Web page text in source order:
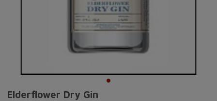
Elderflower Dry Gin